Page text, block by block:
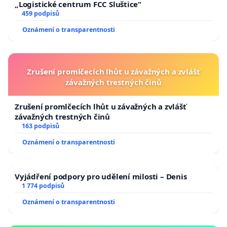
„Logistické centrum FCC Sluštice“
459 podpisů
Oznámení o transparentnosti
Zrušení promlčecích lhůt u závažných a zvlášť
závažných trestných činů
Zrušení promlčecích lhůt u závažných a zvlášť
závažných trestných činů
163 podpisů
Oznámení o transparentnosti
Vyjádření podpory pro udělení milosti – Denis
1 774 podpisů
Oznámení o transparentnosti